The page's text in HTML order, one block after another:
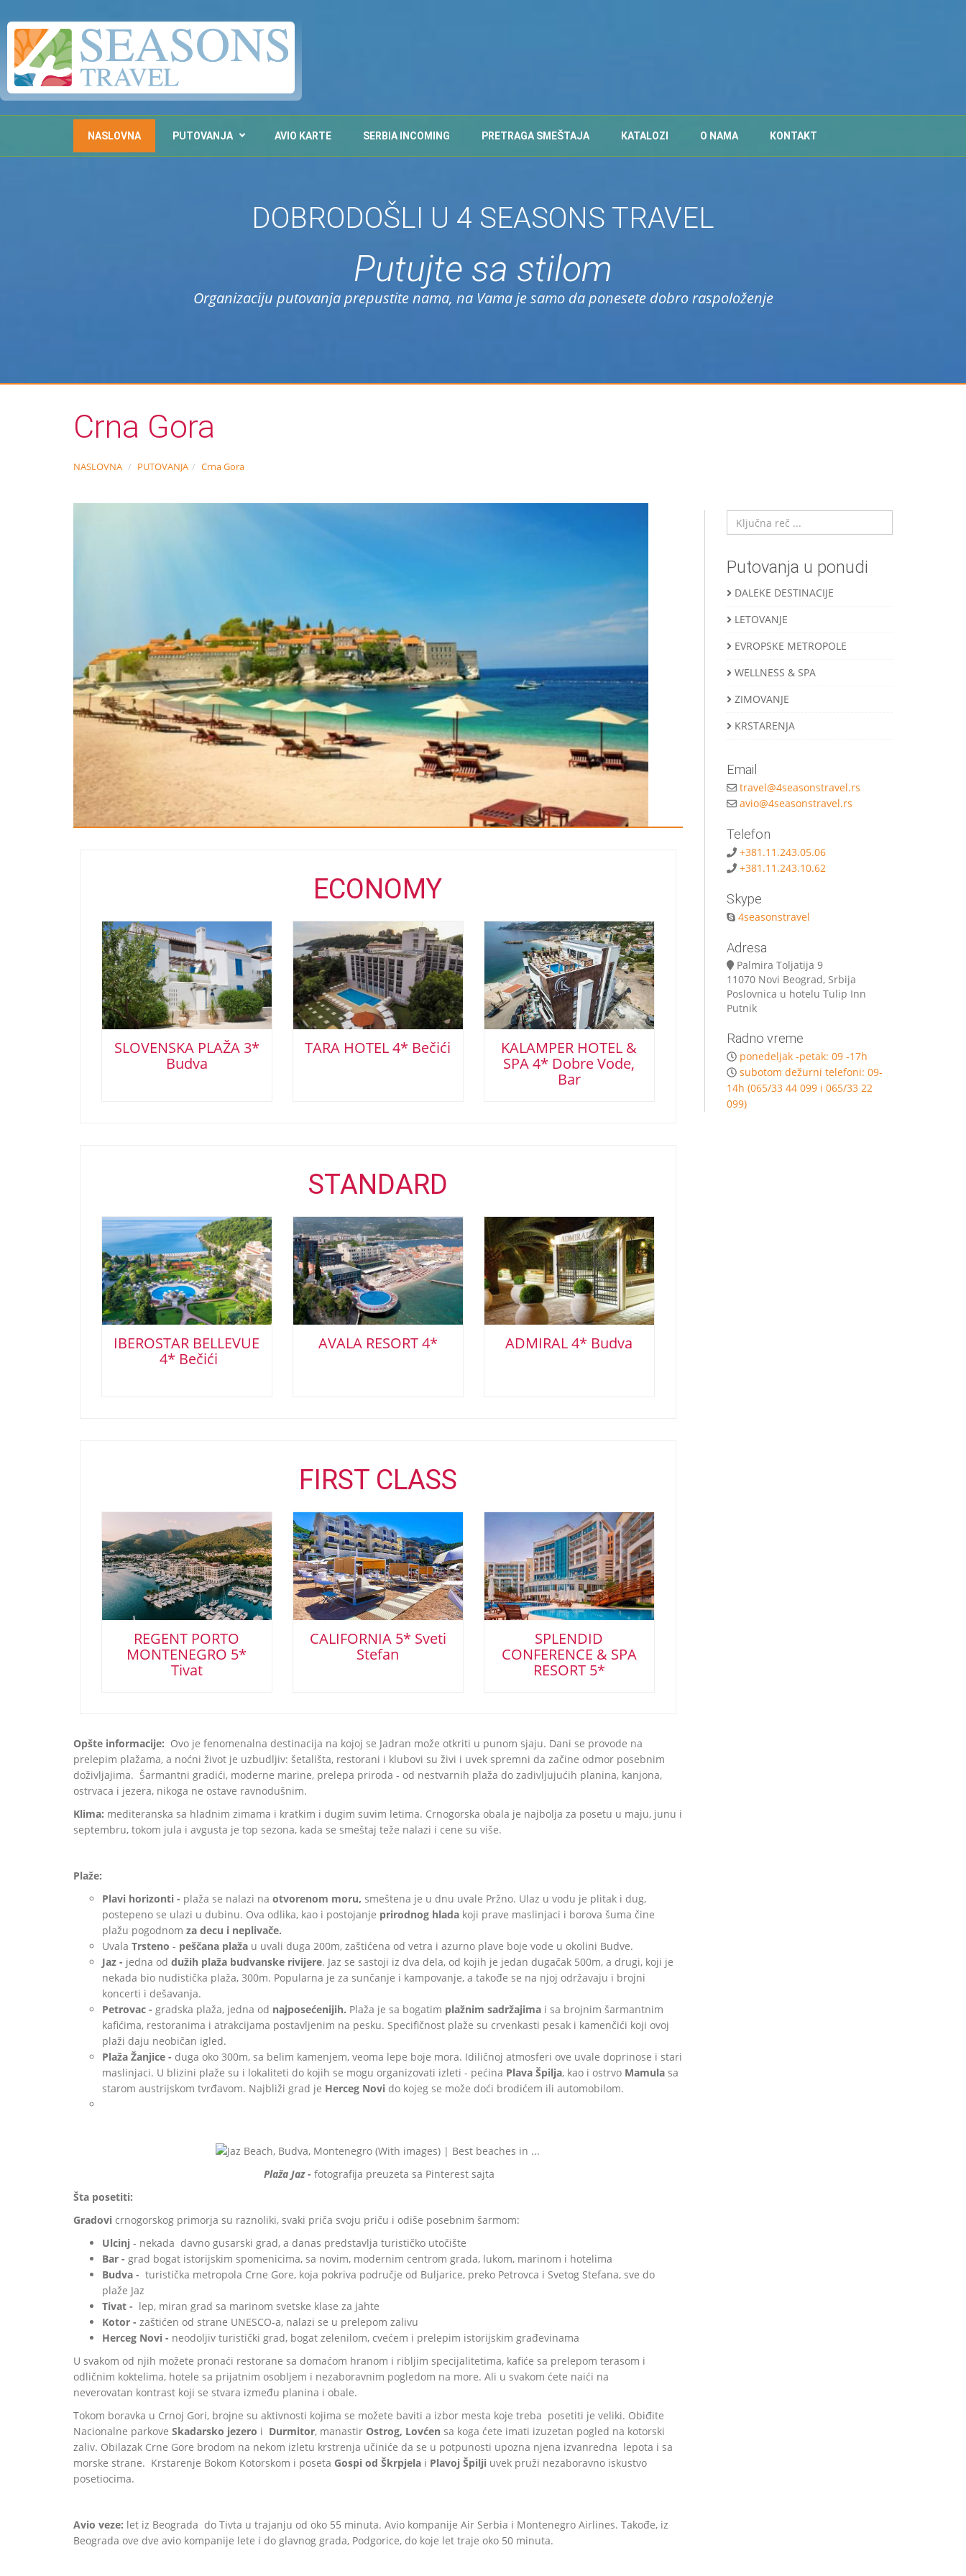
NASLOVNA PUTOVANJA AVIO KARTE SERBIA INCOMING PRETRAGA SMEŠTAJA KATALOZI O NAMA KONTAKT
DOBRODOŠLI U 4 SEASONS TRAVEL
Putujte sa stilom
Organizaciju putovanja prepustite nama, na Vama je samo da ponesete dobro raspoloženje
Crna Gora
NASLOVNA PUTOVANJA Crna Gora
ECONOMY
SLOVENSKA PLAŽA 3*
Budva
TARA HOTEL 4* Bečići
KALAMPER HOTEL &
SPA 4* Dobre Vode,
Bar
STANDARD
IBEROSTAR BELLEVUE
4* Bečići
AVALA RESORT 4* ADMIRAL 4* Budva
FIRST CLASS
REGENT PORTO
MONTENEGRO 5*
Tivat
CALIFORNIA 5* Sveti
Stefan
SPLENDID
CONFERENCE & SPA
RESORT 5*
Opšte informacije: Ovo je fenomenalna destinacija na kojoj se Jadran može otkriti u punom sjaju. Dani se provode na
prelepim plažama, a noćni život je uzbudljiv: šetališta, restorani i klubovi su živi i uvek spremni da začine odmor posebnim
doživljajima. Šarmantni gradići, moderne marine, prelepa priroda - od nestvarnih plaža do zadivljujućih planina, kanjona,
ostrvaca i jezera, nikoga ne ostave ravnodušnim.
Klima: mediteranska sa hladnim zimama i kratkim i dugim suvim letima. Crnogorska obala je najbolja za posetu u maju, junu i
septembru, tokom jula i avgusta je top sezona, kada se smeštaj teže nalazi i cene su više.
Plaže:
Plavi horizonti - plaža se nalazi na otvorenom moru, smeštena je u dnu uvale Pržno. Ulaz u vodu je plitak i dug,
postepeno se ulazi u dubinu. Ova odlika, kao i postojanje prirodnog hlada koji prave maslinjaci i borova šuma čine
plažu pogodnom za decu i neplivače.
Uvala Trsteno - peščana plaža u uvali duga 200m, zaštićena od vetra i azurno plave boje vode u okolini Budve.
Jaz - jedna od dužih plaža budvanske rivijere. Jaz se sastoji iz dva dela, od kojih je jedan dugačak 500m, a drugi, koji je
nekada bio nudistička plaža, 300m. Popularna je za sunčanje i kampovanje, a takođe se na njoj održavaju i brojni
koncerti i dešavanja.
Petrovac - gradska plaža, jedna od najposećenijih. Plaža je sa bogatim plažnim sadržajima i sa brojnim šarmantnim
kafićima, restoranima i atrakcijama postavljenim na pesku. Specifičnost plaže su crvenkasti pesak i kamenčići koji ovoj
plaži daju neobičan igled.
Plaža Žanjice - duga oko 300m, sa belim kamenjem, veoma lepe boje mora. Idiličnoj atmosferi ove uvale doprinose i stari
maslinjaci. U blizini plaže su i lokaliteti do kojih se mogu organizovati izleti - pećina Plava Špilja, kao i ostrvo Mamula sa
starom austrijskom tvrđavom. Najbliži grad je Herceg Novi do kojeg se može doći brodićem ili automobilom.
Plaža Jaz -fotografija preuzeta sa Pinterest sajta
Šta posetiti:
Gradovi crnogorskog primorja su raznoliki, svaki priča svoju priču i odiše posebnim šarmom:
Ulcinj - nekada davno gusarski grad, a danas predstavlja turističko utočište
Bar - grad bogat istorijskim spomenicima, sa novim, modernim centrom grada, lukom, marinom i hotelima
Budva - turistička metropola Crne Gore, koja pokriva područje od Buljarice, preko Petrovca i Svetog Stefana, sve do
plaže Jaz
Tivat - lep, miran grad sa marinom svetske klase za jahte
Kotor - zaštićen od strane UNESCO-a, nalazi se u prelepom zalivu
Herceg Novi - neodoljiv turistički grad, bogat zelenilom, cvećem i prelepim istorijskim građevinama
U svakom od njih možete pronaći restorane sa domaćom hranom i ribljim specijalitetima, kafiće sa prelepom terasom i
odličnim koktelima, hotele sa prijatnim osobljem i nezaboravnim pogledom na more. Ali u svakom ćete naići na
neverovatan kontrast koji se stvara između planina i obale.
Tokom boravka u Crnoj Gori, brojne su aktivnosti kojima se možete baviti a izbor mesta koje treba posetiti je veliki. Obiđite
Nacionalne parkove Skadarsko jezero i Durmitor, manastir Ostrog, Lovćen sa koga ćete imati izuzetan pogled na kotorski
zaliv. Obilazak Crne Gore brodom na nekom izletu krstrenja učiniće da se u potpunosti upozna njena izvanredna lepota i sa
morske strane. Krstarenje Bokom Kotorskom i poseta Gospi od Škrpjela i Plavoj Špilji uvek pruži nezaboravno iskustvo
posetiocima.
Avio veze: let iz Beograda do Tivta u trajanju od oko 55 minuta. Avio kompanije Air Serbia i Montenegro Airlines. Takođe, iz
Beograda ove dve avio kompanije lete i do glavnog grada, Podgorice, do koje let traje oko 50 minuta.
Putovanja u ponudi
DALEKE DESTINACIJE
LETOVANJE
EVROPSKE METROPOLE
WELLNESS & SPA
ZIMOVANJE
KRSTARENJA
Email
travel@4seasonstravel.rs
avio@4seasonstravel.rs
Telefon
+381.11.243.05.06
+381.11.243.10.62
Skype
4seasonstravel
Adresa
Palmira Toljatija 9
11070 Novi Beograd, Srbija
Poslovnica u hotelu Tulip Inn
Putnik
Radno vreme
ponedeljak -petak: 09 -17h
subotom dežurni telefoni: 09-
14h (065/33 44 099 i 065/33 22
099)